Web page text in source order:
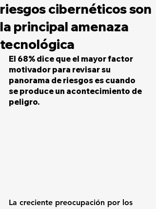
riesgos cibernéticos son
la principal amenaza
tecnológica
El 68% dice que el mayor factor
motivador para revisar su
panorama de riesgos es cuando
se produce un acontecimiento de
peligro.
La creciente preocupación por los